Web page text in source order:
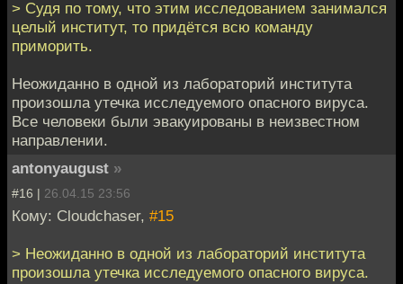
> Судя по тому, что этим исследованием занимался
целый институт, то придётся всю команду
приморить.
Неожиданно в одной из лабораторий института
произошла утечка исследуемого опасного вируса.
Все человеки были эвакуированы в неизвестном
направлении.
antonyaugust »
#16 | 26.04.15 23:56
Кому: Cloudchaser, #15
> Неожиданно в одной из лабораторий института
произошла утечка исследуемого опасного вируса.